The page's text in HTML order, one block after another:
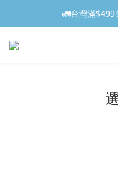
🚛台灣滿$499